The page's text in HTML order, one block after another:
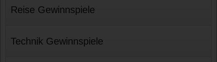
Reise Gewinnspiele
Technik Gewinnspiele